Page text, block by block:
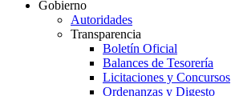
Gobierno
Autoridades
Transparencia
Boletín Oficial
Balances de Tesorería
Licitaciones y Concursos
Ordenanzas y Digesto